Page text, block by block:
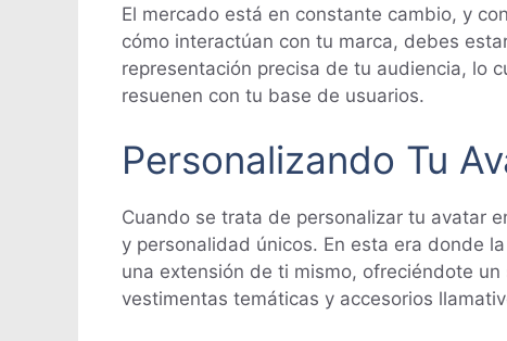
El mercado está en constante cambio, y
cómo interactúan con tu marca, debes
representación precisa de tu audiencia, lo
resuenen con tu base de usuarios.
Personalizando Tu
Cuando se trata de personalizar tu avatar
y personalidad únicos. En esta era donde
una extensión de ti mismo, ofreciéndote
vestimentas temáticas y accesorios